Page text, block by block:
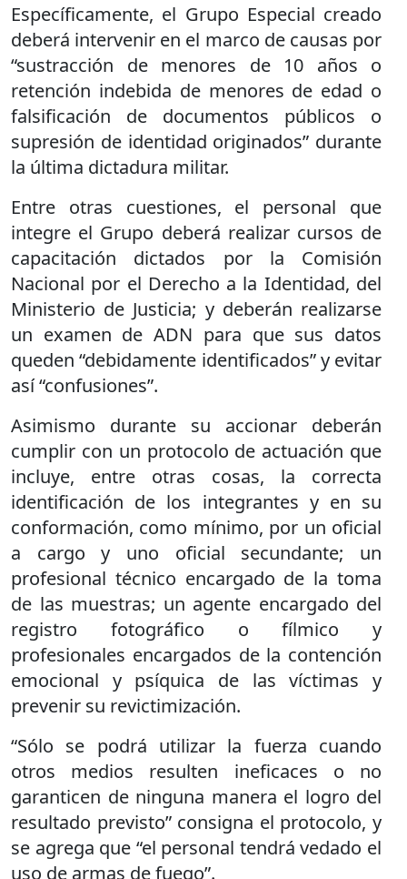
Específicamente, el Grupo Especial creado
deberá intervenir en el marco de causas por
“sustracción de menores de 10 años o
retención indebida de menores de edad o
falsificación de documentos públicos o
supresión de identidad originados” durante
la última dictadura militar.
Entre otras cuestiones, el personal que
integre el Grupo deberá realizar cursos de
capacitación dictados por la Comisión
Nacional por el Derecho a la Identidad, del
Ministerio de Justicia; y deberán realizarse
un examen de ADN para que sus datos
queden “debidamente identificados” y evitar
así “confusiones”.
Asimismo durante su accionar deberán
cumplir con un protocolo de actuación que
incluye, entre otras cosas, la correcta
identificación de los integrantes y en su
conformación, como mínimo, por un oficial
a cargo y uno oficial secundante; un
profesional técnico encargado de la toma
de las muestras; un agente encargado del
registro fotográfico o fílmico y
profesionales encargados de la contención
emocional y psíquica de las víctimas y
prevenir su revictimización.
“Sólo se podrá utilizar la fuerza cuando
otros medios resulten ineficaces o no
garanticen de ninguna manera el logro del
resultado previsto” consigna el protocolo, y
se agrega que “el personal tendrá vedado el
uso de armas de fuego”.